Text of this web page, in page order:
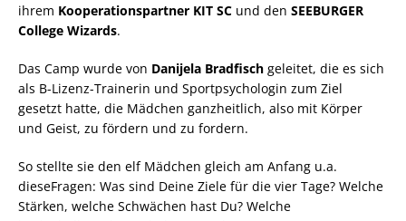
ihrem Kooperationspartner KIT SC und den SEEBURGER
College Wizards.
Das Camp wurde von Danijela Bradfisch geleitet, die es sich
als B-Lizenz-Trainerin und Sportpsychologin zum Ziel
gesetzt hatte, die Mädchen ganzheitlich, also mit Körper
und Geist, zu fördern und zu fordern.
So stellte sie den elf Mädchen gleich am Anfang u.a.
dieseFragen: Was sind Deine Ziele für die vier Tage? Welche
Stärken, welche Schwächen hast Du? Welche